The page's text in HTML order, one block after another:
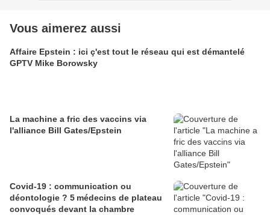
Vous aimerez aussi
Affaire Epstein : ici ç'est tout le réseau qui est démantelé
GPTV Mike Borowsky
La machine a fric des vaccins via
l'alliance Bill Gates/Epstein
Covid-19 : communication ou
déontologie ? 5 médecins de plateau
convoqués devant la chambre